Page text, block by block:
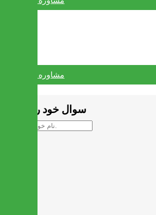
مشاوره واتس آپ
سوال خود را بپرسید